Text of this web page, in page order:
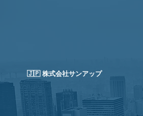
🇯🇵 株式会社サンアップ